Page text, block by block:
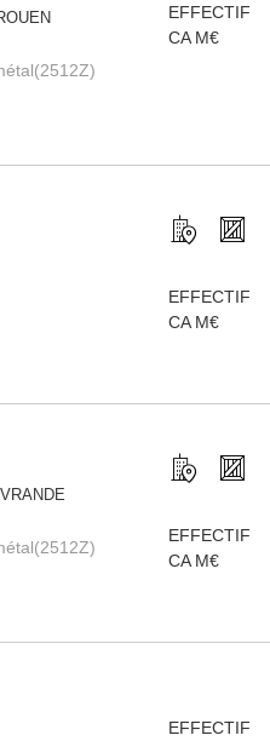
EFFECTIF
CA M€
EFFECTIF
CA M€
EFFECTIF
CA M€
EFFECTIF